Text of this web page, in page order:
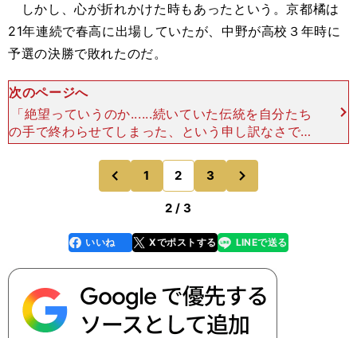
しかし、心が折れかけた時もあったという。京都橘は
21年連続で春高に出場していたが、中野が高校３年時に
予選の決勝で敗れたのだ。
次のページへ
「絶望っていうのか......続いていた伝統を自分たち
の手で終わらせてしまった、という申し訳なさです
ね。３年生がふたりしかいなくて、下級生が多くて
緊張していたし、『もっとできたことあったんじゃ
ないか』
前
のページへ
1 2 3
2 / 3
faceboo
k
いいね Xでポストする
line LINEで送る